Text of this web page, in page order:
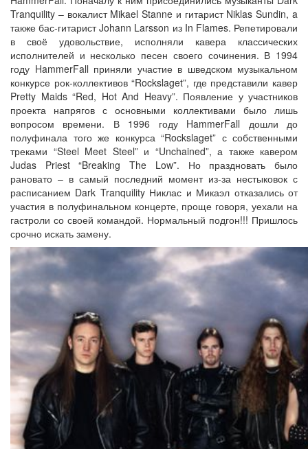
Tranquility – вокалист Mikael Stanne и гитарист Niklas Sundin, a
также бас-гитарист Johann Larsson из In Flames. Репетировали
в своё удовольствие, исполняли кавера классических
исполнителей и несколько песен своего сочинения. В 1994
году HammerFall приняли участие в шведском музыкальном
конкурсе рок-коллективов “Rockslaget”, где представили кавер
Pretty Maids “Red, Hot And Heavy”. Появление у участников
проекта напрягов с основными коллективами было лишь
вопросом времени. В 1996 году HammerFall дошли до
полуфинала того же конкурса “Rockslaget” с собственными
треками “Steel Meet Steel” и “Unchained”, а также кавером
Judas Priest “Breaking The Low”. Но праздновать было
рановато – в самый последний момент из-за нестыковок с
расписанием Dark Tranquility Никлас и Микаэл отказались от
участия в полуфинальном концерте, проще говоря, уехали на
гастроли со своей командой. Нормальный подгон!!! Пришлось
срочно искать замену.